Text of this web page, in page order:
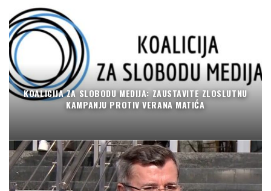
KOALICIJA ZA SLOBODU MEDIJA: ZAUSTAVITE ZLOSLUTNU
KAMPANJU PROTIV VERANA MATIĆA